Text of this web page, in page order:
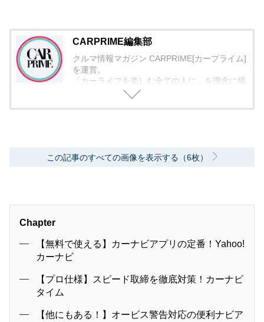
CARPRIME編集部
クルマ情報マガジン CARPRIME[カープライム]
を運営。
「カーライフを楽しむ全ての人に」を理念に掲
げ、編集に取り組んでいます。
この記事のすべての画像を表示する（6枚）
Chapter
【無料で使える】カーナビアプリの定番！Yahoo!
カーナビ
【プロ仕様】スピード取締を徹底対策！カーナビ
タイム
【他にもある！】オービス警告対応の便利ナビア